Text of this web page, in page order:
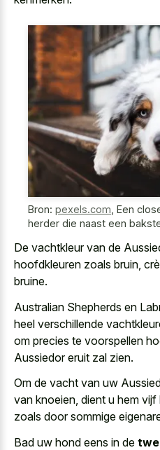
Bron: pexels.com Een
herder die naast een
De vachtkleur van de
hoofdkleuren zoals bruin,
bruine.
Australian Shepherds en
heel verschillende
om precies te voorspellen
Aussiedor eruit zal zien.
Om de vacht van uw
van knoeien, dient u hem
zoals door sommige
Bad uw hond eens in de